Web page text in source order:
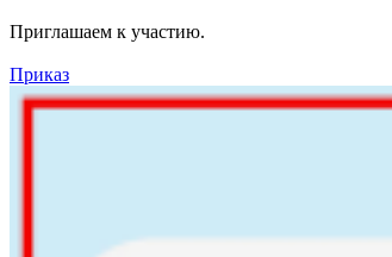
Приглашаем к участию.
Приказ